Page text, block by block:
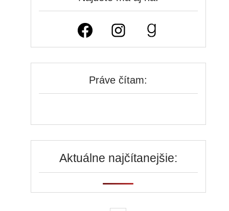
Facebook Instagram Goodreads
Práve čítam:
Aktuálne najčítanejšie: